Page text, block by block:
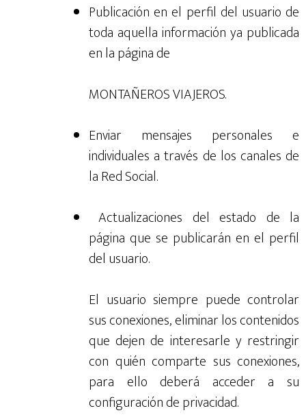
Publicación en el perfil del usuario de
toda aquella información ya publicada
en la página de
MONTAÑEROS VIAJEROS.
Enviar mensajes personales e
individuales a través de los canales de
la Red Social.
Actualizaciones del estado de la
página que se publicarán en el perfil
del usuario.
El usuario siempre puede controlar
sus conexiones, eliminar los contenidos
que dejen de interesarle y restringir
con quién comparte sus conexiones,
para ello deberá acceder a su
configuración de privacidad.